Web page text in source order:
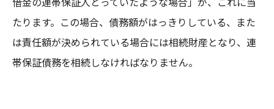
たります。この場合、債務額がはっきりしている、また
は責任額が決められている場合には相続財産となり、連
帯保証債務を相続しなければなりません。